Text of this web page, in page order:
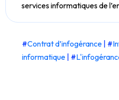
services informatiques de
#Contrat d’infogérance| #
informatique| #